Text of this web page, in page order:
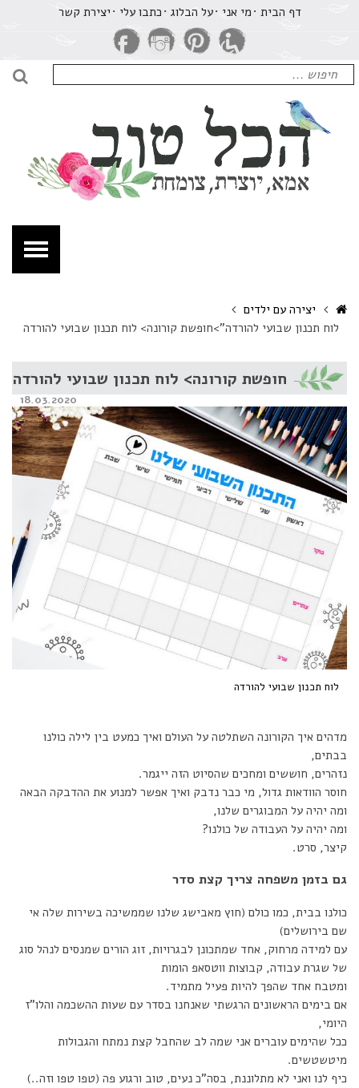
תכנון
שבועי
דף הבית מי אני על הבלוג ​כתבו עלי יצירת קשר
חיפוש
עבור:
Homeיצירה עם ילדים
לוח תכנון שבועי להורדה">חופשת קורונה> לוח תכנון שבועי להורדה
חופשת קורונה> לוח תכנון שבועי להורדה
Posted
on
18.03.2020
לוח תכנון שבועי להורדה
מדהים איך הקורונה השתלטה על העולם ואיך כמעט בין לילה כולנו
בבתים,
נזהרים, חוששים ומחכים שהסיוט הזה ייגמר.
חוסר הוודאות גדול, מי כבר נדבק ואיך אפשר למנוע את ההדבקה הבאה
ומה יהיה על המבוגרים שלנו,
ומה יהיה על העבודה של כולנו?
קיצר, סרט.
גם בזמן משפחה צריך קצת סדר
כולנו בבית, כמו כולם (חוץ מאבישג שלנו שממשיכה בשירות שלה אי
שם בירושלים)
עם למידה מרחוק, אחד שמתכונן לבגרויות, זוג הורים שמנסים לנהל סוג
של שגרת עבודה, קבוצות ווטסאפ הומות
ומטבח אחד שהפך להיות פעיל מתמיד.
אם בימים הראשונים הרגשתי שאנחנו בסדר עם שעות ההשכמה והלו”ז
היומי,
ככל שהימים עוברים אני שמה לב שהחבל קצת נמתח והגבולות
מיטשטשים.
כיף לנו ואני לא מתלוננת, בסה”כ נעים, טוב ורגוע פה (טפו טפו וזה..)